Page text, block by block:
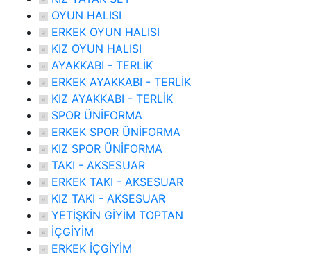
OYUN HALISI
ERKEK OYUN HALISI
KIZ OYUN HALISI
AYAKKABI - TERLİK
ERKEK AYAKKABI - TERLİK
KIZ AYAKKABI - TERLİK
SPOR ÜNİFORMA
ERKEK SPOR ÜNİFORMA
KIZ SPOR ÜNİFORMA
TAKI - AKSESUAR
ERKEK TAKI - AKSESUAR
KIZ TAKI - AKSESUAR
YETİŞKİN GİYİM TOPTAN
İÇGİYİM
ERKEK İÇGİYİM